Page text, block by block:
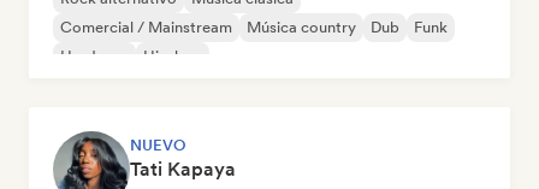
Comercial / Mainstream
Música country Dub
Funk
Hardcore
Hip-hop
NUEVO
Tati Kapaya